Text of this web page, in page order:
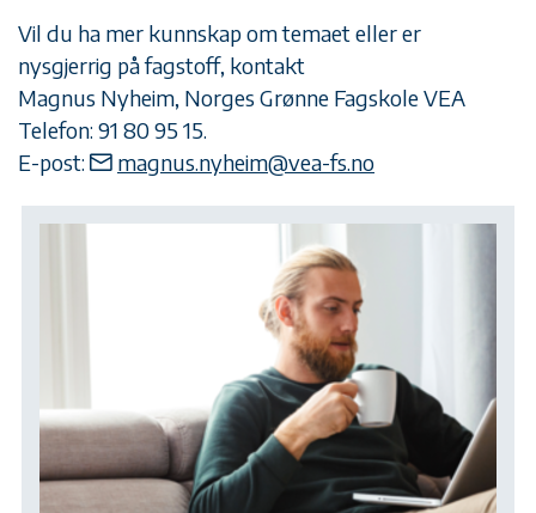
Vil du ha mer kunnskap om temaet eller er
nysgjerrig på fagstoff, kontakt
Magnus Nyheim, Norges Grønne Fagskole VEA
Telefon: 91 80 95 15.
E-post:
magnus.nyheim@vea-fs.no